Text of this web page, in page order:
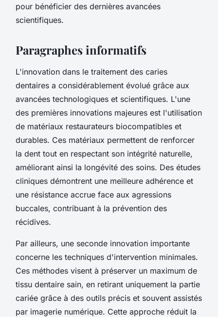
pour bénéficier des dernières avancées
scientifiques.
Paragraphes informatifs
L'innovation dans le traitement des caries
dentaires a considérablement évolué grâce aux
avancées technologiques et scientifiques. L'une
des premières innovations majeures est l'utilisation
de matériaux restaurateurs biocompatibles et
durables. Ces matériaux permettent de renforcer
la dent tout en respectant son intégrité naturelle,
améliorant ainsi la longévité des soins. Des études
cliniques démontrent une meilleure adhérence et
une résistance accrue face aux agressions
buccales, contribuant à la prévention des
récidives.
Par ailleurs, une seconde innovation importante
concerne les techniques d'intervention minimales.
Ces méthodes visent à préserver un maximum de
tissu dentaire sain, en retirant uniquement la partie
cariée grâce à des outils précis et souvent assistés
par imagerie numérique. Cette approche réduit la